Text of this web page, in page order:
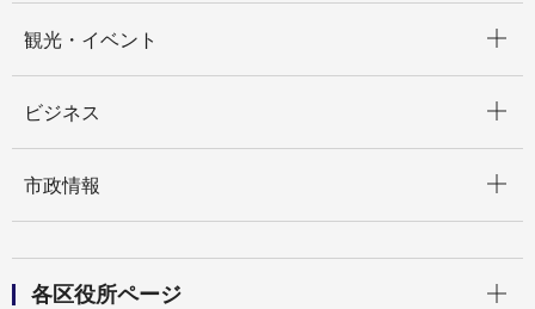
観光・イベント
ビジネス
市政情報
各区役所ページ